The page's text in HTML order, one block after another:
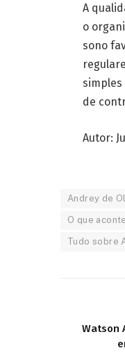
A
o
sono
simples
de
Autor:
Andrey de
O que
Tudo sobre
Watson